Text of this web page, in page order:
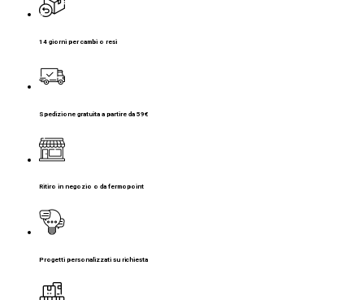
14 giorni per cambi o resi
Spedizione gratuita a partire da 59€
Ritiro in negozio o da fermopoint
Progetti personalizzati su richiesta